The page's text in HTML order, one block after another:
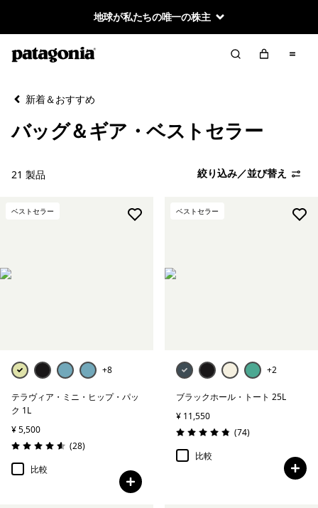
地球が私たちの唯一の株主
絞り込み／並び替え
絞り込み
カテゴリー
バッグ＆ギア・新着製品
ベストセラー
絞り込み
絞り込み
素材
新着＆おすすめ
バッグ＆ギア・ベストセラー
21 製品 絞り込み／並び替え
ベストセラー
+8
テラヴィア・ミニ・ヒップ・パッ
ク 1L
¥ 5,500
評価: 4.6 / 5
(28レビュー
)
比較
ベストセラー
+2
ブラックホール・トート 25L
¥ 11,550
評価: 4.9 / 5
(74レビュー
)
比較